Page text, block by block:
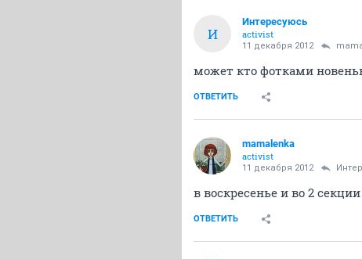
И
Интересуюсь
activist
11 декабря 2012
может кто фотками
ОТВЕТИТЬ
mamalenka
activist
11 декабря 2012
в воскресенье и во 2
ОТВЕТИТЬ